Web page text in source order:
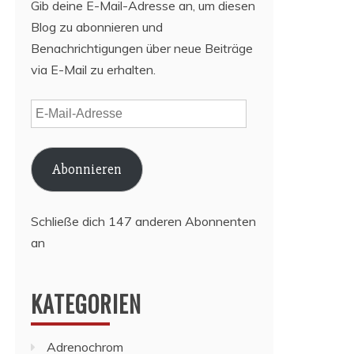
Gib deine E-Mail-Adresse an, um diesen
Blog zu abonnieren und
Benachrichtigungen über neue Beiträge
via E-Mail zu erhalten.
E-
Mail-
Adresse
Abonnieren
Schließe dich 147 anderen Abonnenten
an
KATEGORIEN
Adrenochrom